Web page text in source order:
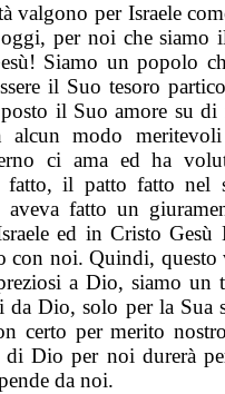
valgono per Israele
per noi che
Siamo un popolo
il Suo tesoro
il Suo amore su di
alcun modo
ci ama ed ha
fatto, il patto fatto nel
fatto un
ed in Cristo Gesù
con noi. Quindi, questo
a Dio, siamo un
da Dio, solo per la Sua
certo per merito
di Dio per noi durerà
da noi.